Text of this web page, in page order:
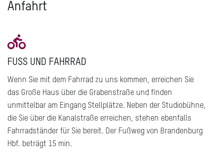
Anfahrt
FUSS UND FAHRRAD
Wenn Sie mit dem Fahrrad zu uns kommen, erreichen Sie
das Große Haus über die Grabenstraße und finden
unmittelbar am Eingang Stellplätze. Neben der Studiobühne,
die Sie über die Kanalstraße erreichen, stehen ebenfalls
Fahrradständer für Sie bereit. Der Fußweg von Brandenburg
Hbf. beträgt 15 min.